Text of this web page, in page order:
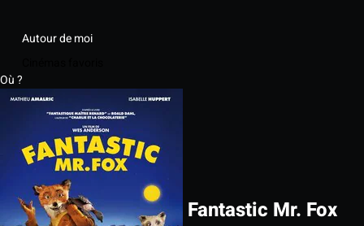
Autour de moi
Où ?
Fantastic Mr. Fox